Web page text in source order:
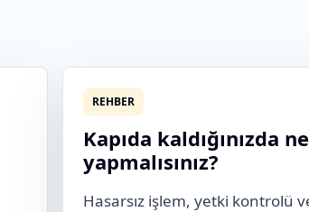
REHBER
Kapıda kaldığınızda ne
yapmalısınız?
Hasarsız işlem, yetki kontrolü